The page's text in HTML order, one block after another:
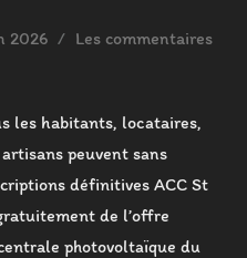
2026
Les commentaires
les habitants, locataires,
peuvent sans
définitives ACC St
de l’offre
photovoltaïque du